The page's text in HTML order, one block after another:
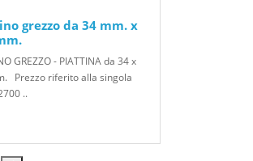
grezzo da 34 mm. x
GREZZO - PIATTINA da 34 x
Prezzo riferito alla singola
..